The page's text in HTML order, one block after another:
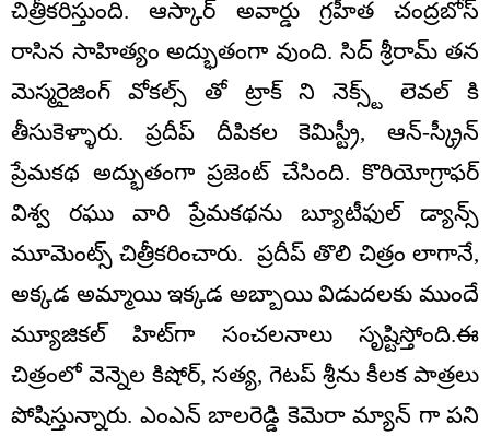
చిత్రీకరిస్తుంది. ఆస్కార్ అవార్డు గ్రహీత చంద్రబోస్
రాసిన సాహిత్యం అద్భుతంగా వుంది. సిద్ శ్రీరామ్ తన
మెస్మరైజింగ్ వోకల్స్ తో ట్రాక్ ని నెక్స్ట్ లెవల్ కి
తీసుకెళ్ళారు. ప్రదీప్ దీపికల కెమిస్ట్రీ, ఆన్-స్క్రీన్
ప్రేమకథ అద్భుతంగా ప్రజెంట్ చేసింది. కొరియోగ్రాఫర్
విశ్వ రఘు వారి ప్రేమకథను బ్యూటీఫుల్ డ్యాన్స్
మూమెంట్స్ చిత్రీకరించారు. ప్రదీప్ తొలి చిత్రం లాగానే,
అక్కడ అమ్మాయి ఇక్కడ అబ్బాయి విడుదలకు ముందే
మ్యూజికల్ హిట్‌గా సంచలనాలు సృష్టిస్తోంది.ఈ
చిత్రంలో వెన్నెల కిషోర్, సత్య, గెటప్ శ్రీను కీలక పాత్రలు
పోషిస్తున్నారు. ఎంఎన్ బాలరెడ్డి కెమెరా మ్యాన్ గా పని